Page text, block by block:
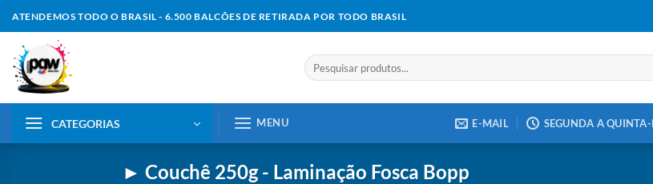
to
content
ATENDEMOS TODO O BRASIL - 6.500 BALCÕES DE RETIRADA POR TODO BRASIL
Pesquisar
por:
CATEGORIAS MENU E-MAIL SEGUNDA A
► Couchê 250g - Laminação Fosca Bopp